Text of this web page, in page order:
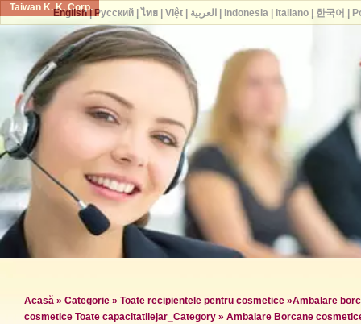
Taiwan K. K. Corp.
Acasă » Categorie » Toate recipientele pentru cosmetice »Ambalare
cosmetice Toate capacitatilejar_Category » Ambalare Borcane
English| Русский| ไทย| Việt| العربية Indonesia| Italiano| 한국어